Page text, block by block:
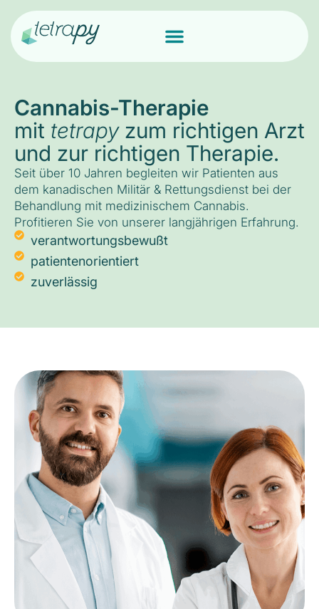
Cannabis-Therapie
mit tetrapyzum richtigen Arzt
und zur richtigen Therapie.
Seit über 10 Jahren begleiten wir Patienten aus
dem kanadischen Militär & Rettungsdienst bei der
Behandlung mit medizinischem Cannabis.
Profitieren Sie von unserer langjährigen Erfahrung.
verantwortungsbewußt
patientenorientiert
zuverlässig